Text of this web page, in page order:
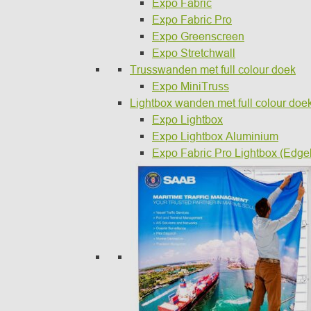
Expo Fabric
Expo Fabric Pro
Expo Greenscreen
Expo Stretchwall
Trusswanden met full colour doek
Expo MiniTruss
Lightbox wanden met full colour
Expo Lightbox
Expo Lightbox Aluminium
Expo Fabric Pro Lightbox